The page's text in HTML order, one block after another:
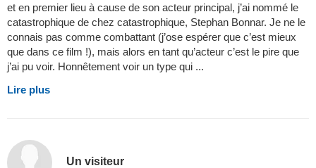
et en premier lieu à cause de son acteur principal, j’ai nommé le
catastrophique de chez catastrophique, Stephan Bonnar. Je ne le
connais pas comme combattant (j’ose espérer que c’est mieux
que dans ce film !), mais alors en tant qu’acteur c’est le pire que
j’ai pu voir. Honnêtement voir un type qui ...
Lire plus
Un visiteur